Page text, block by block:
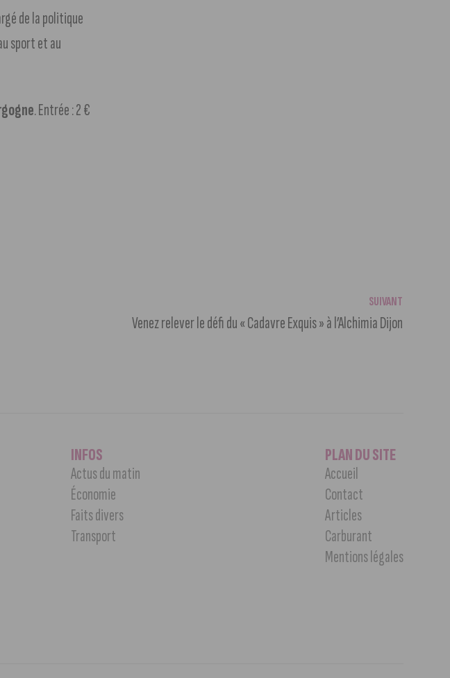
de la politique
sport et au
. Entrée : 2 €
SUIVANT
Venez relever le défi du « Cadavre Exquis » à l’Alchimia Dijon
INFOS
Actus du matin
Économie
Faits divers
Transport
PLAN DU SITE
Accueil
Contact
Articles
Carburant
Mentions légales